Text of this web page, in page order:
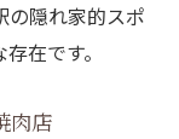
の隠れ家的スポ
在です。
肉店